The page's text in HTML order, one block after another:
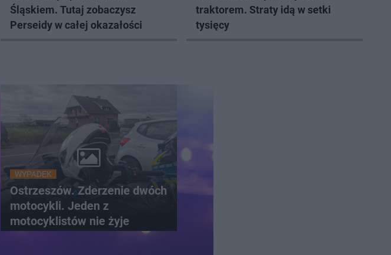
Śląskiem. Tutaj zobaczysz
Perseidy w całej okazałości
traktorem. Straty idą w setki
tysięcy
WYPADEK
Ostrzeszów. Zderzenie dwóch
motocykli. Jeden z
motocyklistów nie żyje